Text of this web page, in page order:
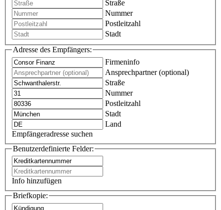
Straße
Nummer
Postleitzahl
Stadt
Adresse des Empfängers:
Firmeninfo
Ansprechpartner (optional)
Straße
Nummer
Postleitzahl
Stadt
Land
Empfängeradresse suchen
Benutzerdefinierte Felder:
Info hinzufügen
Briefkopie: